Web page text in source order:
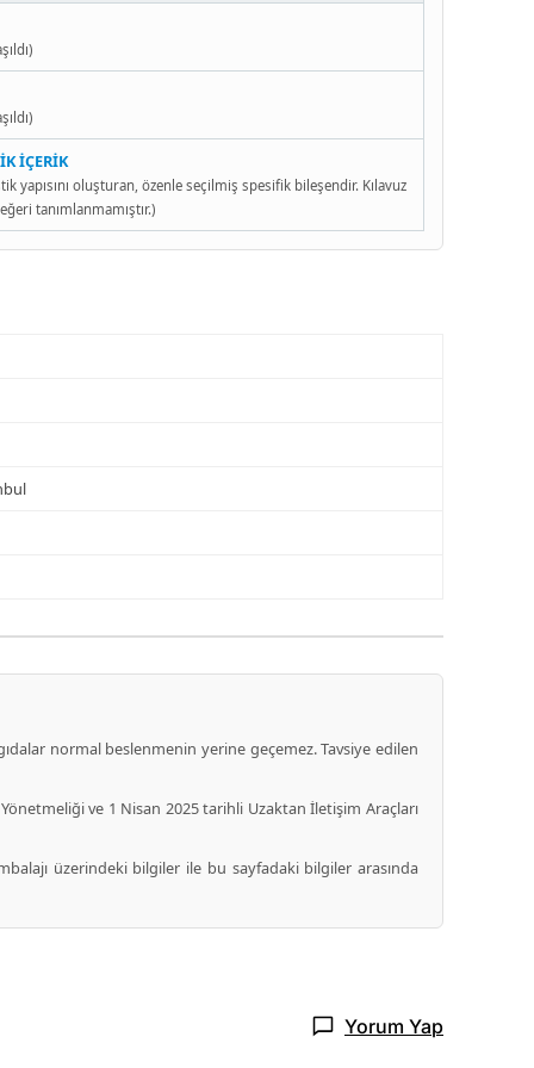
İÇERİK
yapısını oluşturan, özenle seçilmiş spesifik bileşendir. Kılavuz
tanımlanmamıştır.)
normal beslenmenin yerine geçemez. Tavsiye edilen
ve 1 Nisan 2025 tarihli Uzaktan İletişim Araçları
üzerindeki bilgiler ile bu sayfadaki bilgiler arasında
Yorum Yap